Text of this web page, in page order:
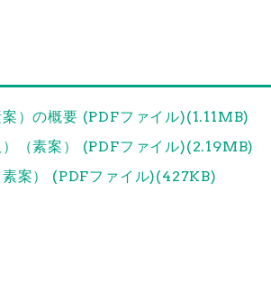
）の概要 (PDFファイル)(1.11MB)
（素案） (PDFファイル)(2.19MB)
案） (PDFファイル)(427KB)